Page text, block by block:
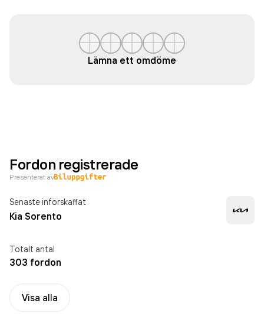
Lämna ett omdöme
Fordon registrerade
Presenterat av
Senaste införskaffat
Kia Sorento
Totalt antal
303 fordon
Visa alla